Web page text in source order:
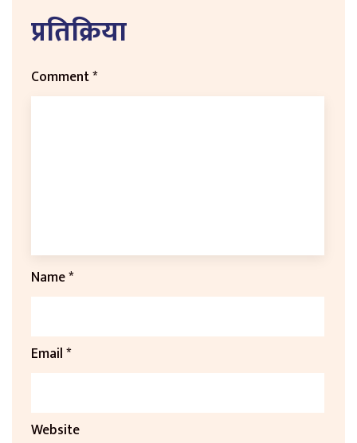
प्रतिक्रिया
Comment*
Name*
Email*
Website